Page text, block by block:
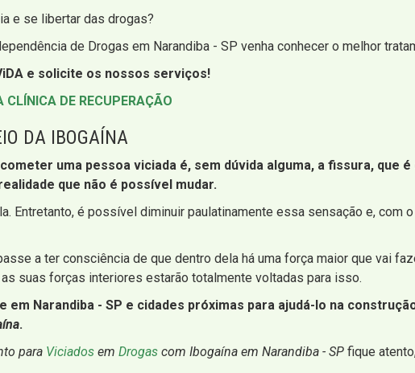
e se libertar das drogas?
de Drogas em Narandiba - SP venha conhecer o melhor
e solicite os nossos serviços!
CLÍNICA DE RECUPERAÇÃO
DA IBOGAÍNA
uma pessoa viciada é, sem dúvida alguma, a fissura, que
que não é possível mudar.
Entretanto, é possível diminuir paulatinamente essa sensação e, com
a ter consciência de que dentro dela há uma força maior que vai
suas forças interiores estarão totalmente voltadas para isso.
em Narandiba - SP e cidades próximas para ajudá-lo na
.
para Viciados em Drogas com Ibogaína em Narandiba - SP fique